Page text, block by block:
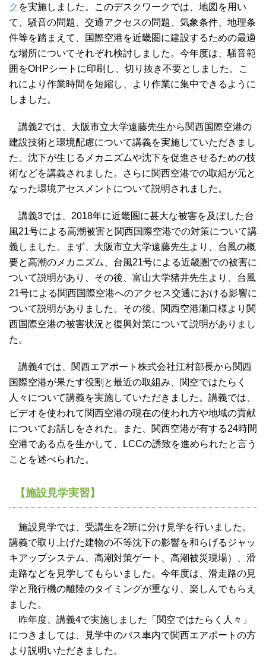
ク を実施しました。このデスクワークでは、地図を用い
て、騒音の問題、交通アクセスの問題、気象条件、地理条
件等を踏まえて、国際空港を近畿圏に建設するための最適
な場所についてそれぞれ検討しました。今年度は、騒音範
囲をOHPシートに印刷し、切り抜き不要としました。こ
れにより作業時間を短縮し、より作業に集中できるように
しました。
講義2では、大阪市立大学遠藤先生から関西国際空港の
建設技術と環境配慮について講義を実施していただきまし
た。沈下が生じるメカニズムや沈下を促進させるための技
術などを講義されました。さらに関西空港での取組が元と
なった環境アセスメントについて説明されました。
講義3では、2018年に近畿圏に甚大な被害を及ぼした台
風21号による高潮被害と関西国際空港での対策について講
義しました。まず、大阪市立大学遠藤先生より、台風の概
要と高潮のメカニズム、台風21号による近畿圏での被害に
ついて説明があり、その後、富山大学猪井先生より、台風
21号による関西国際空港へのアクセス交通における影響に
ついて説明がありました。その後、関西空港瀬口様より関
西国際空港の被害状況と復興対策について説明がありまし
た。
講義4では、関西エアポート株式会社江村部長から関西
国際空港が果たす役割と最近の取組み、関空ではたらく
人々について講義を実施していただきました。講義では、
ビデオを使われて関西空港の現在の使われ方や地域の貢献
についてお話しをされた。また、関西空港が有する24時間
空港である点を生かして、LCCの誘致を進められたと言う
ことを述べられた。
【施設見学実習】
施設見学では、受講生を2班に分け見学を行いました。
講義で取り上げた建物の不等沈下の影響を和らげるジャッ
キアップシステム、高潮対策ゲート、高潮被災現場）、滑
走路などを見学してもらいました。今年度は、滑走路の見
学と飛行機の離陸のタイミングが重なり、楽しんでもらえ
ました。
昨年度、講義4で実施しました「関空ではたらく人々」
につきましては、見学中のバス車内で関西エアポートの方
より説明いただきました。